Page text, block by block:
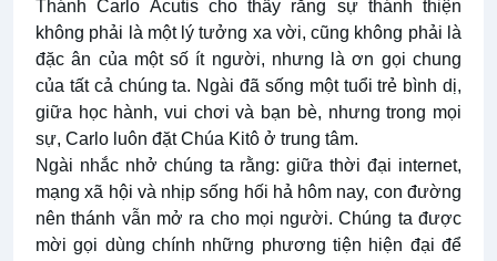
Thánh Carlo Acutis cho thấy rằng sự thánh thiện
không phải là một lý tưởng xa vời, cũng không phải là
đặc ân của một số ít người, nhưng là ơn gọi chung
của tất cả chúng ta. Ngài đã sống một tuổi trẻ bình dị,
giữa học hành, vui chơi và bạn bè, nhưng trong mọi
sự, Carlo luôn đặt Chúa Kitô ở trung tâm.
Ngài nhắc nhở chúng ta rằng: giữa thời đại internet,
mạng xã hội và nhịp sống hối hả hôm nay, con đường
nên thánh vẫn mở ra cho mọi người. Chúng ta được
mời gọi dùng chính những phương tiện hiện đại để